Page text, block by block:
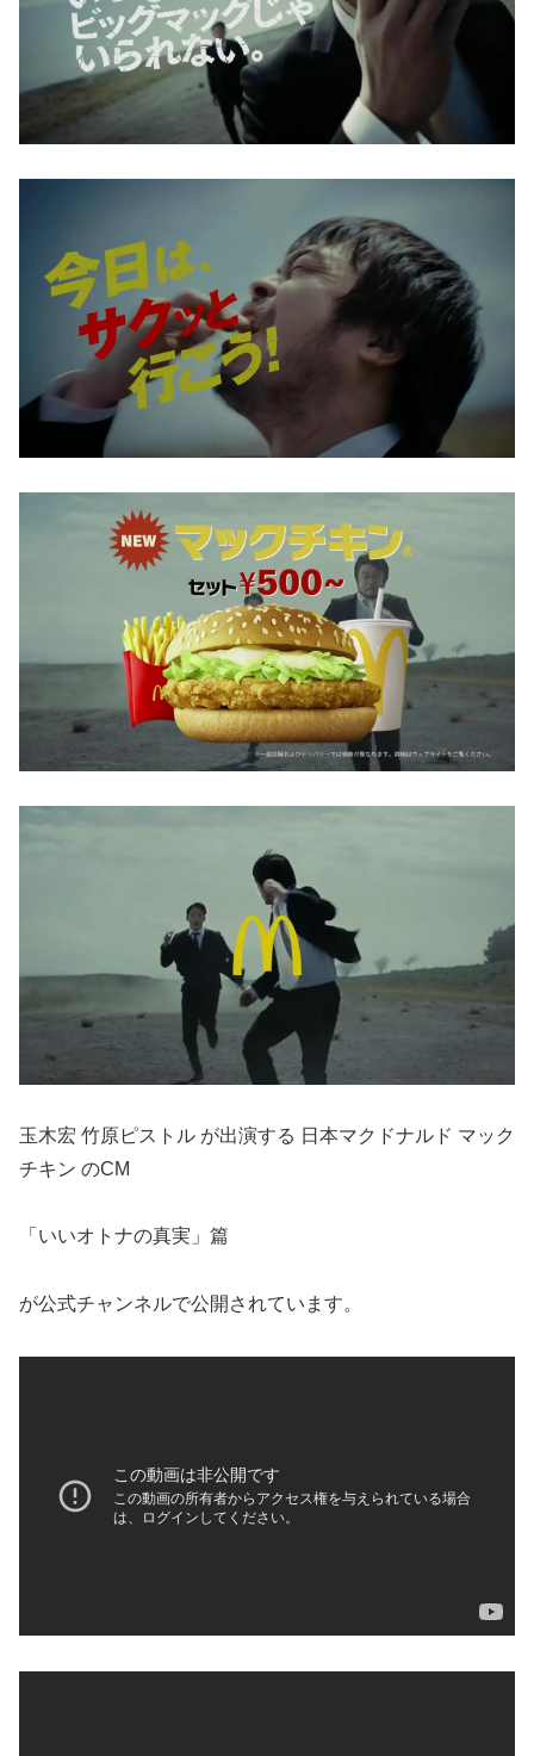
玉木宏 竹原ピストル が出演する 日本マクドナルド マック
チキン のCM
「いいオトナの真実」篇
が公式チャンネルで公開されています。